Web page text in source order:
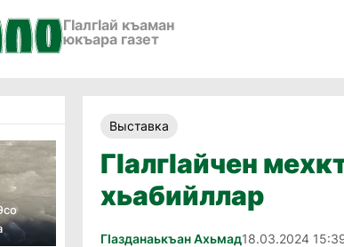
ГӀалгӀай къаман
юкъара газет
Выставка
ГIалгIайчен
хьабийллар
Гӏазданаькъан Ахьмад18.03.2024